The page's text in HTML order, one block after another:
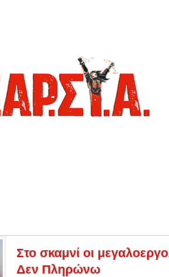
Στο σκαμνί οι
Δεν Πληρώνω